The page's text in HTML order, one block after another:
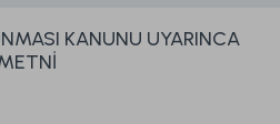
KANUNU UYARINCA